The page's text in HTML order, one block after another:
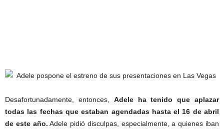
Desafortunadamente, entonces, Adele ha tenido que aplazar
todas las fechas que estaban agendadas hasta el 16 de abril
de este año. Adele pidió disculpas, especialmente, a quienes iban